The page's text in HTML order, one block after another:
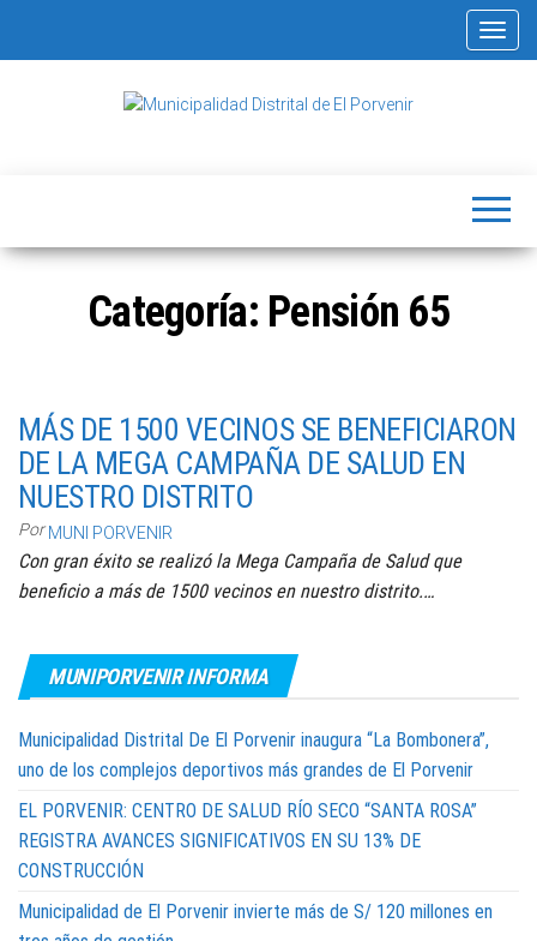
Categoría: Pensión 65
MÁS DE 1500 VECINOS SE BENEFICIARON
DE LA MEGA CAMPAÑA DE SALUD EN
NUESTRO DISTRITO
Por MUNI PORVENIR
Con gran éxito se realizó la Mega Campaña de Salud que
beneficio a más de 1500 vecinos en nuestro distrito.…
MUNIPORVENIR INFORMA
Municipalidad Distrital De El Porvenir inaugura “La Bombonera”,
uno de los complejos deportivos más grandes de El Porvenir
EL PORVENIR: CENTRO DE SALUD RÍO SECO “SANTA ROSA”
REGISTRA AVANCES SIGNIFICATIVOS EN SU 13% DE
CONSTRUCCIÓN
Municipalidad de El Porvenir invierte más de S/ 120 millones en